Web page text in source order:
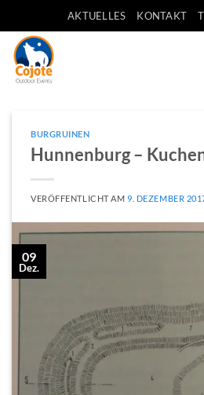
Inhalt
springen
AKTUELLES KONTAKT
BURGRUINEN
Hunnenburg –
VERÖFFENTLICHT AM9. DEZEMBER
09
Dez.